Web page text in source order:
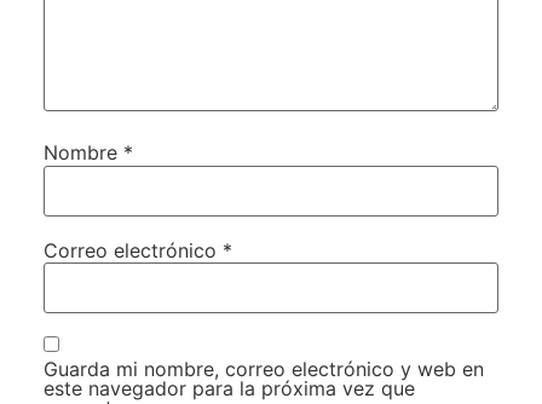
Nombre *
Correo electrónico *
Guarda mi nombre, correo electrónico y web en
este navegador para la próxima vez que